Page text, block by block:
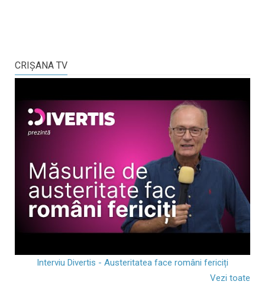
CRIŞANA TV
Interviu Divertis - Austeritatea face români fericiți
Vezi toate